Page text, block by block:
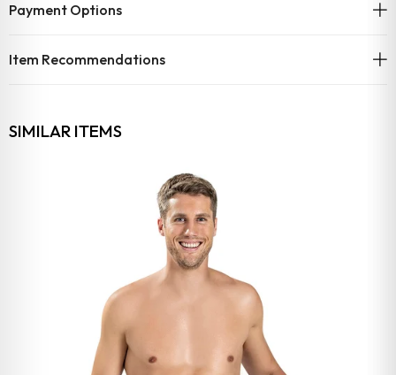
Payment Options
Item Recommendations
SIMILAR ITEMS